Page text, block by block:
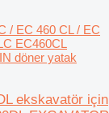
/ EC 460 CL / EC
EC460CL
döner yatak
ekskavatör için